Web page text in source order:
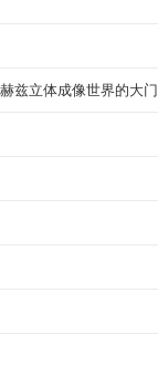
兹立体成像世界的大门